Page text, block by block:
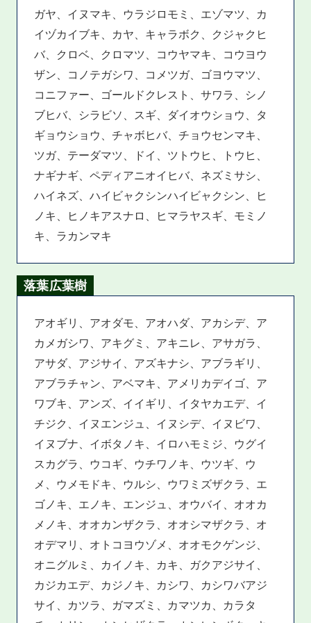
ガヤ、イヌマキ、ウラジロモミ、エゾマツ、カ
イヅカイブキ、カヤ、キャラボク、クジャクヒ
バ、クロベ、クロマツ、コウヤマキ、コウヨウ
ザン、コノテガシワ、コメツガ、ゴヨウマツ、
コニファー、ゴールドクレスト、サワラ、シノ
ブヒバ、シラビソ、スギ、ダイオウショウ、タ
ギョウショウ、チャボヒバ、チョウセンマキ、
ツガ、テーダマツ、ドイ、ツトウヒ、トウヒ、
ナギナギ、ペディアニオイヒバ、ネズミサシ、
ハイネズ、ハイビャクシンハイビャクシン、ヒ
ノキ、ヒノキアスナロ、ヒマラヤスギ、モミノ
キ、ラカンマキ
落葉広葉樹
アオギリ、アオダモ、アオハダ、アカシデ、ア
カメガシワ、アキグミ、アキニレ、アサガラ、
アサダ、アジサイ、アズキナシ、アブラギリ、
アブラチャン、アベマキ、アメリカデイゴ、ア
ワブキ、アンズ、イイギリ、イタヤカエデ、イ
チジク、イヌエンジュ、イヌシデ、イヌビワ、
イヌブナ、イボタノキ、イロハモミジ、ウグイ
スカグラ、ウコギ、ウチワノキ、ウツギ、ウ
メ、ウメモドキ、ウルシ、ウワミズザクラ、エ
ゴノキ、エノキ、エンジュ、オウバイ、オオカ
メノキ、オオカンザクラ、オオシマザクラ、オ
オデマリ、オトコヨウゾメ、オオモクゲンジ、
オニグルミ、カイノキ、カキ、ガクアジサイ、
カジカエデ、カジノキ、カシワ、カシワバアジ
サイ、カツラ、ガマズミ、カマツカ、カラタ